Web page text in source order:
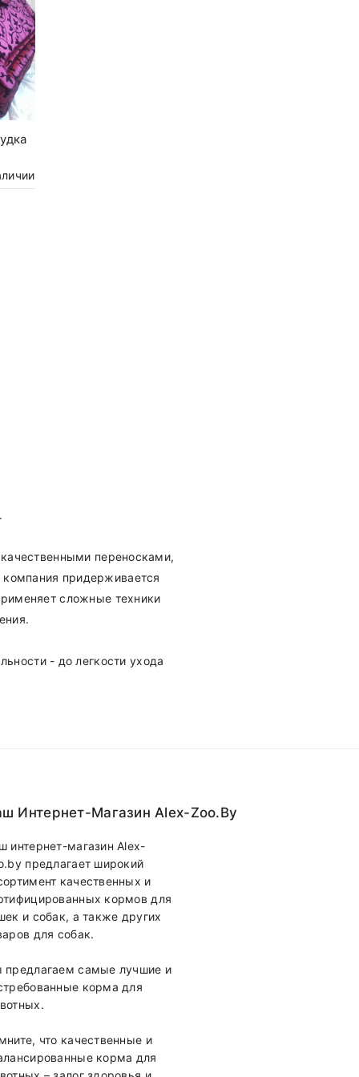
переносками,
придерживается
сложные техники
- до легкости ухода
Интернет-Магазин Alex-Zoo.by
интернет-магазин Alex-
предлагает широкий
качественных и
кормов для
и собак, а также других
для собак.
самые лучшие и
корма для
что качественные и
корма для